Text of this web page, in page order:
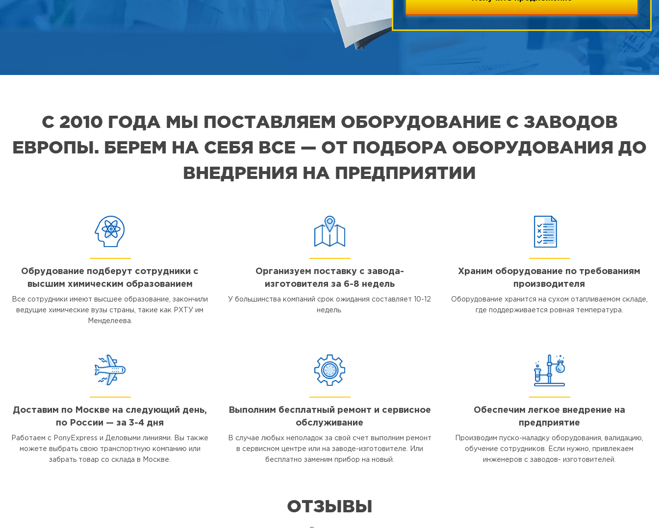
С 2010 ГОДА МЫ ПОСТАВЛЯЕМ ОБОРУДОВАНИЕ С ЗАВОДОВ
ЕВРОПЫ. БЕРЕМ НА СЕБЯ ВСЕ — ОТ ПОДБОРА ОБОРУДОВАНИЯ ДО
ВНЕДРЕНИЯ НА ПРЕДПРИЯТИИ
Обрудование подберут сотрудники с
высшим химическим образованием
Все сотрудники имеют высшее образование, закончили
ведущие химические вузы страны, такие как РХТУ им
Менделеева.
Организуем поставку с завода-
изготовителя за 6-8 недель
У большинства компаний срок ожидания составляет 10-12
недель.
Храним оборудование по требованиям
производителя
Оборудование хранится на сухом отапливаемом складе,
где поддерживается ровная температура.
Доставим по Москве на следующий день,
по России — за 3-4 дня
Работаем с PonyExpress и Деловыми линиями. Вы также
можете выбрать свою транспортную компанию или
забрать товар со склада в Москве.
Выполним бесплатный ремонт и сервисное
обслуживание
В случае любых неполадок за свой счет выполним ремонт
в сервисном центре или на заводе-изготовителе. Или
бесплатно заменим прибор на новый.
Обеспечим легкое внедрение на
предприятие
Производим пуско-наладку оборудования, валидацию,
обучение сотрудников. Если нужно, привлекаем
инженеров с заводов- изготовителей.
ОТЗЫВЫ